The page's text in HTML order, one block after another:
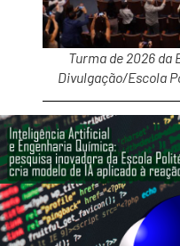
Turma de 2026
Divulgação/Escola